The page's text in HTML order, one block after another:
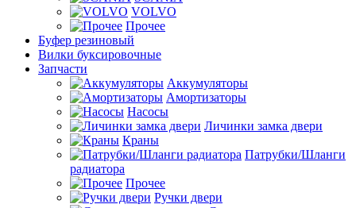
VOLVO
Прочее
Буфер резиновый
Вилки буксировочные
Запчасти
Аккумуляторы
Амортизаторы
Насосы
Личинки замка двери
Краны
Патрубки/Шланги
радиатора
Прочее
Ручки двери